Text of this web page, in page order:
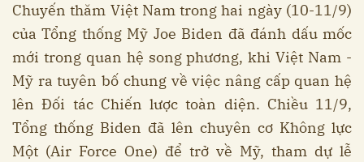
Chuyến thăm Việt Nam trong hai ngày (10-11/9)
của Tổng thống Mỹ Joe Biden đã đánh dấu mốc
mới trong quan hệ song phương, khi Việt Nam -
Mỹ ra tuyên bố chung về việc nâng cấp quan hệ
lên Đối tác Chiến lược toàn diện. Chiều 11/9,
Tổng thống Biden đã lên chuyên cơ Không lực
Một (Air Force One) để trở về Mỹ, tham dự lễ